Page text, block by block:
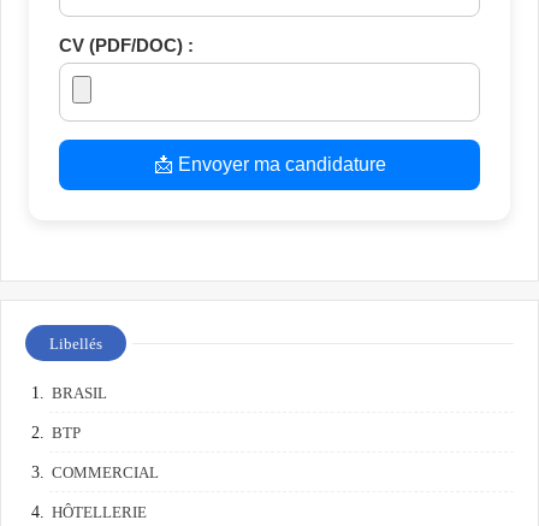
CV (PDF/DOC) :
📩 Envoyer ma candidature
Libellés
BRASIL
BTP
COMMERCIAL
HÔTELLERIE